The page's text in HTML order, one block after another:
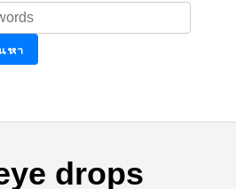
หา
drops